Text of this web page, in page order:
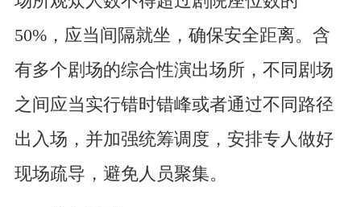
50%，应当间隔就坐，确保安全距离。含
有多个剧场的综合性演出场所，不同剧场
之间应当实行错时错峰或者通过不同路径
出入场，并加强统筹调度，安排专人做好
现场疏导，避免人员聚集。